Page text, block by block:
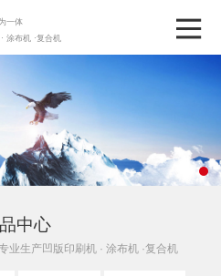
一体
涂布机 ·复合机
中心
业生产凹版印刷机 · 涂布机 ·复合机